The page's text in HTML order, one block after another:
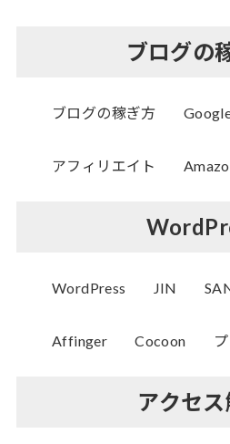
ブログの
ブログの稼ぎ方
アフィリエイト
WordPress JIN
Affinger Cocoon
アクセ